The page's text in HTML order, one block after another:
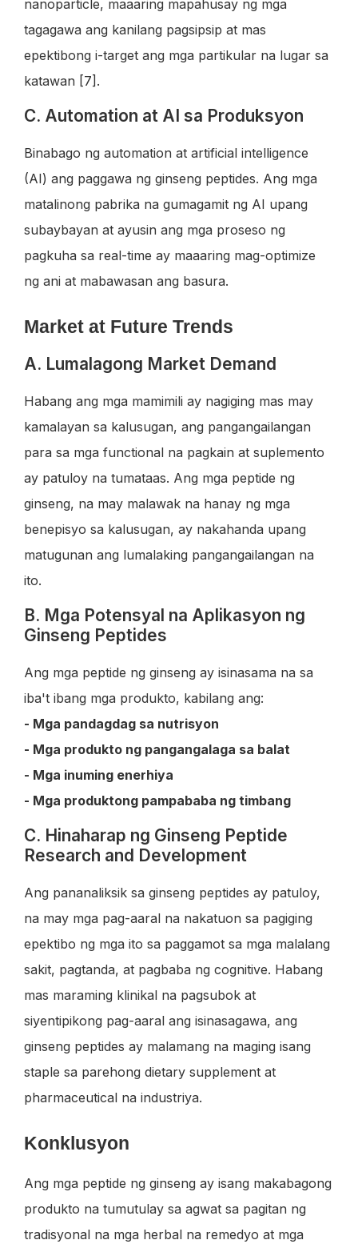
nanoparticle, maaaring mapahusay ng mga
tagagawa ang kanilang pagsipsip at mas
epektibong i-target ang mga partikular na lugar sa
katawan [7].
C. Automation at AI sa Produksyon
Binabago ng automation at artificial intelligence
(AI) ang paggawa ng ginseng peptides. Ang mga
matalinong pabrika na gumagamit ng AI upang
subaybayan at ayusin ang mga proseso ng
pagkuha sa real-time ay maaaring mag-optimize
ng ani at mabawasan ang basura.
Market at Future Trends
A. Lumalagong Market Demand
Habang ang mga mamimili ay nagiging mas may
kamalayan sa kalusugan, ang pangangailangan
para sa mga functional na pagkain at suplemento
ay patuloy na tumataas. Ang mga peptide ng
ginseng, na may malawak na hanay ng mga
benepisyo sa kalusugan, ay nakahanda upang
matugunan ang lumalaking pangangailangan na
ito.
B. Mga Potensyal na Aplikasyon ng
Ginseng Peptides
Ang mga peptide ng ginseng ay isinasama na sa
iba't ibang mga produkto, kabilang ang:
- Mga pandagdag sa nutrisyon
- Mga produkto ng pangangalaga sa balat
- Mga inuming enerhiya
- Mga produktong pampababa ng timbang
C. Hinaharap ng Ginseng Peptide
Research and Development
Ang pananaliksik sa ginseng peptides ay patuloy,
na may mga pag-aaral na nakatuon sa pagiging
epektibo ng mga ito sa paggamot sa mga malalang
sakit, pagtanda, at pagbaba ng cognitive. Habang
mas maraming klinikal na pagsubok at
siyentipikong pag-aaral ang isinasagawa, ang
ginseng peptides ay malamang na maging isang
staple sa parehong dietary supplement at
pharmaceutical na industriya.
Konklusyon
Ang mga peptide ng ginseng ay isang makabagong
produkto na tumutulay sa agwat sa pagitan ng
tradisyonal na mga herbal na remedyo at mga